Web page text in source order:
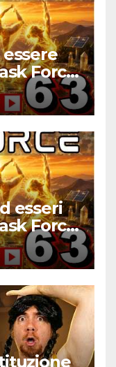
Force
esseri
Force